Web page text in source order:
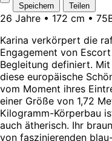
Speichern Teilen
26 Jahre • 172 cm •
Karina verkörpert die
Engagement von
Begleitung definiert.
diese europäische
vom Moment ihres
einer Größe von 1,72
Kilogramm-Körperbau
auch ätherisch. Ihr
von faszinierenden